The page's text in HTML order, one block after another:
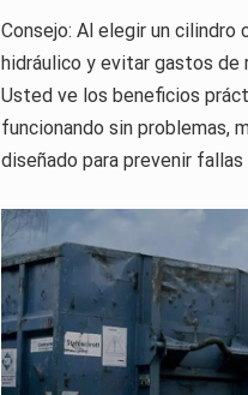
Consejo: Al elegir un
hidráulico y evitar gastos de
Usted ve los beneficios
funcionando sin problemas,
diseñado para prevenir